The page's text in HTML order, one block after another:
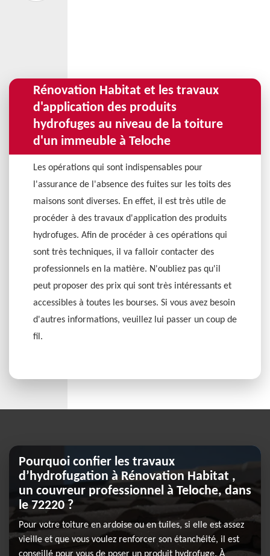
Rénovation Habitat et les travaux
d'application des produits
hydrofuges au niveau de la toiture
d'un immeuble à Teloche
Les opérations qui sont indispensables pour
l'assurance de l'absence des fuites sur les toits des
maisons sont diverses. En effet, il est très utile de
procéder à des travaux d'application des produits
hydrofuges. Afin de procéder à ces opérations qui
sont très techniques, il va falloir contacter des
professionnels en la matière. N'oubliez pas qu'il
peut proposer des prix qui sont très intéressants et
accessibles à toutes les bourses. Si vous avez besoin
d'autres informations, veuillez lui passer un coup de
fil.
Pourquoi confier les travaux
d’hydrofugation à Rénovation Habitat ,
un couvreur professionnel à Teloche, dans
le 72220 ?
Pour votre toiture en ardoise ou en tuiles, si elle est assez
vieille et que vous voulez renforcer son étanchéité, il est